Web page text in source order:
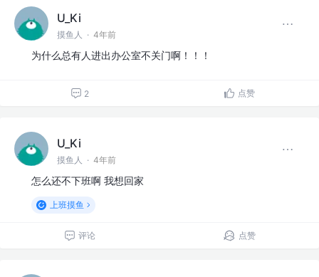
U_Ki
摸鱼人 · 4年前
为什么总有人进出办公室不关门啊！！！
2 点赞
U_Ki
摸鱼人 · 4年前
怎么还不下班啊 我想回家
上班摸鱼
评论 点赞